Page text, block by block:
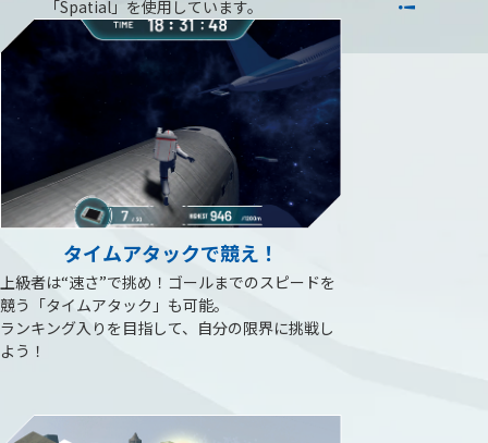
「Spatial」を使用しています。
タイムアタックで競え！
上級者は“速さ”で挑め！ゴールまでのスピードを
競う「タイムアタック」も可能。
ランキング入りを目指して、自分の限界に挑戦し
よう！